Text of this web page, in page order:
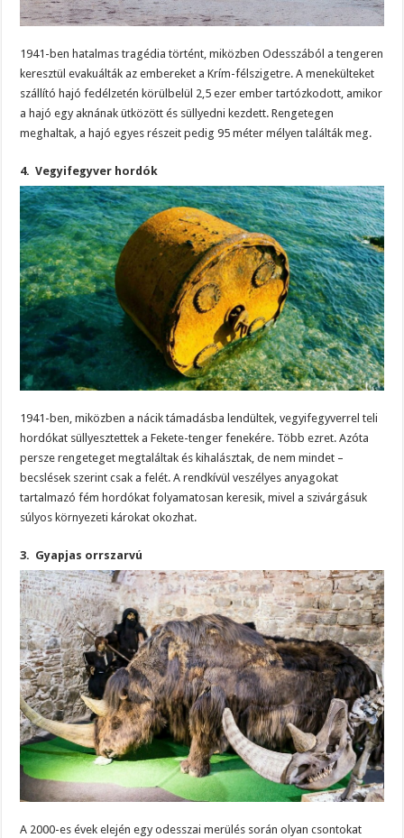
1941-ben hatalmas tragédia történt, miközben Odesszából a tengeren
keresztül evakuálták az embereket a Krím-félszigetre. A menekülteket
szállító hajó fedélzetén körülbelül 2,5 ezer ember tartózkodott, amikor
a hajó egy aknának ütközött és süllyedni kezdett. Rengetegen
meghaltak, a hajó egyes részeit pedig 95 méter mélyen találták meg.
4. Vegyifegyver hordók
1941-ben, miközben a nácik támadásba lendültek, vegyifegyverrel teli
hordókat süllyesztettek a Fekete-tenger fenekére. Több ezret. Azóta
persze rengeteget megtaláltak és kihalásztak, de nem mindet –
becslések szerint csak a felét. A rendkívül veszélyes anyagokat
tartalmazó fém hordókat folyamatosan keresik, mivel a szivárgásuk
súlyos környezeti károkat okozhat.
3. Gyapjas orrszarvú
A 2000-es évek elején egy odesszai merülés során olyan csontokat